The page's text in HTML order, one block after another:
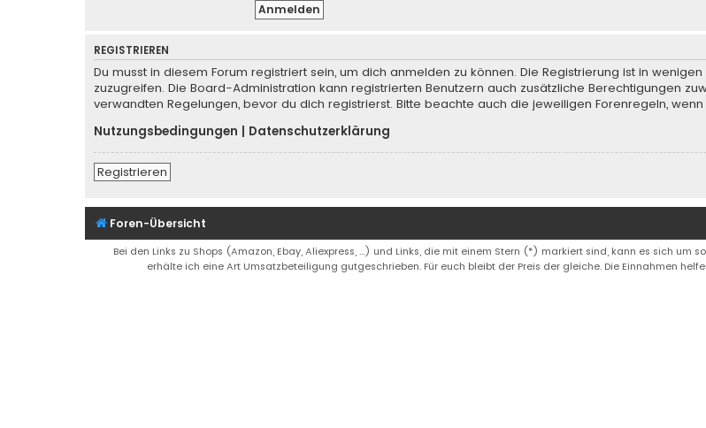
REGISTRIEREN
Du musst in diesem Forum registriert sein, um dich anmelden zu können. Die Registrierung ist in
zuzugreifen. Die Board-Administration kann registrierten Benutzern auch zusätzliche Berechtigungen
verwandten Regelungen, bevor du dich registrierst. Bitte beachte auch die jeweiligen Forenregeln,
Nutzungsbedingungen
Datenschutzerklärung
Registrieren
Foren-Übersicht
Bei den Links zu Shops (Amazon, Ebay, Aliexpress, ...) und Links, die mit einem Stern (*) markiert sind, kann es sich
erhälte ich eine Art Umsatzbeteiligung gutgeschrieben. Für euch bleibt der Preis der gleiche. Die Einnahmen